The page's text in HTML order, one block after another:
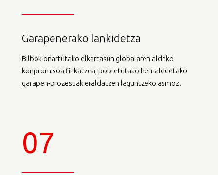
Garapenerako lankidetza
Bilbok onartutako elkartasun globalaren aldeko
konpromisoa finkatzea, pobretutako herrialdeetako
garapen-prozesuak eraldatzen laguntzeko asmoz.
07